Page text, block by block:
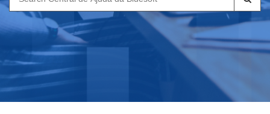
for: